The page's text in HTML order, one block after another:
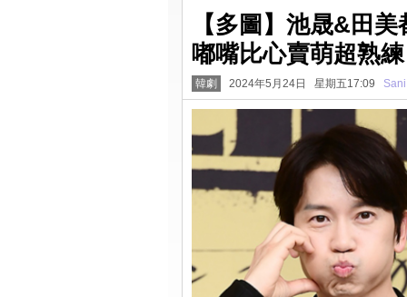
【多圖】池晟&田
嘟嘴比心賣萌超熟練
韓劇 2024年5月24日 星期五17:09 Sani